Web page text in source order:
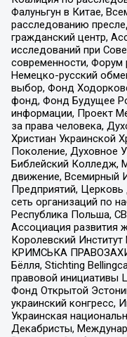
Фалуньгун в Китае,
расследованию
гражданский центр,
исследований при
современности, Форум
Немецко-русский
выбор, Фонд
фонд, Фонд Будущее
информации, Проект
за права человека,
Христиан Украинской
Поколение, Духовное
Библейский Колледж,
движение, Всемирный
Предприятий, Церковь
сеть организаций по
Республика Польша,
Ассоциация развития
Королевский
КРИМСЬКА
Бёлля, Stichting
правовой инициативы
Фонд Открытой
украинский конгресс,
Украинская
Декабристы,